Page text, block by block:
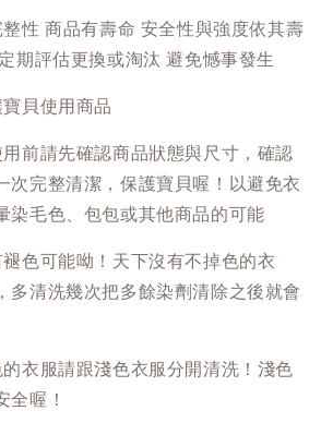
性 商品有壽命 安全性與強度依其壽
期評估更換或淘汰 避免憾事發生
貝使用商品
前請先確認商品狀態與尺寸，確認
次完整清潔，保護寶貝喔！以避免衣
染毛色、包包或其他商品的可能
色可能呦！天下沒有不掉色的衣
多清洗幾次把多餘染劑清除之後就會
衣服請跟淺色衣服分開清洗！淺色
全喔！